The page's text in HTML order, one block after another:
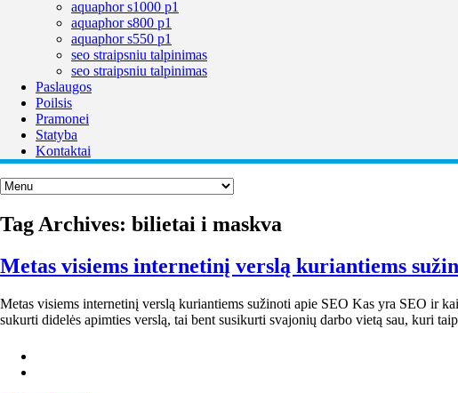
aquaphor s1000 p1
aquaphor s800 p1
aquaphor s550 p1
seo straipsniu talpinimas
seo straipsniu talpinimas
Paslaugos
Poilsis
Pramonei
Statyba
Kontaktai
Tag Archives: bilietai i maskva
Metas visiems internetinį verslą kuriantiems
Metas visiems internetinį verslą kuriantiems sužinoti apie SEO Kas yra SEO ir
sukurti didelės apimties verslą, tai bent susikurti svajonių darbo vietą sau, kuri